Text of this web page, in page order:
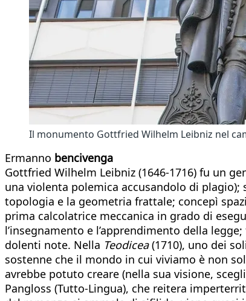
Il monumento Gottfried Wilhelm Leibniz nel
Ermanno bencivenga
Gottfried Wilhelm Leibniz (1646-1716) fu un
una violenta polemica accusandolo di
topologia e la geometria frattale; concepì
prima calcolatrice meccanica in grado di
l’insegnamento e l’apprendimento della
dolenti note. Nella Teodicea(1710), uno dei
sostenne che il mondo in cui viviamo è non
avrebbe potuto creare (nella sua visione,
Pangloss (Tutto-Lingua), che reitera